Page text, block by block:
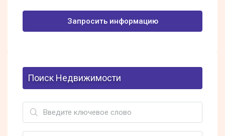
Запросить информацию
Поиск Недвижимости